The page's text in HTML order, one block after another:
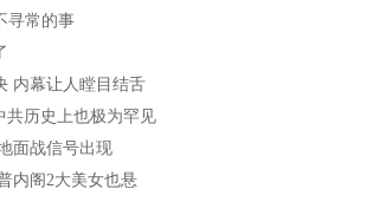
寻常的事
内幕让人瞠目结舌
共历史上也极为罕见
面战信号出现
内阁2大美女也悬